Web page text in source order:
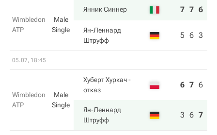
Wimbledon
ATP
Male
Single
Янник Синнер 7 7 6
Ян-Леннард
Штруфф
5 6 3
05.07, 18:45
Wimbledon
ATP
Male
Single
Хуберт Хуркач-
отказ
6 7 6
Ян-Леннард
Штруфф
3 6 7